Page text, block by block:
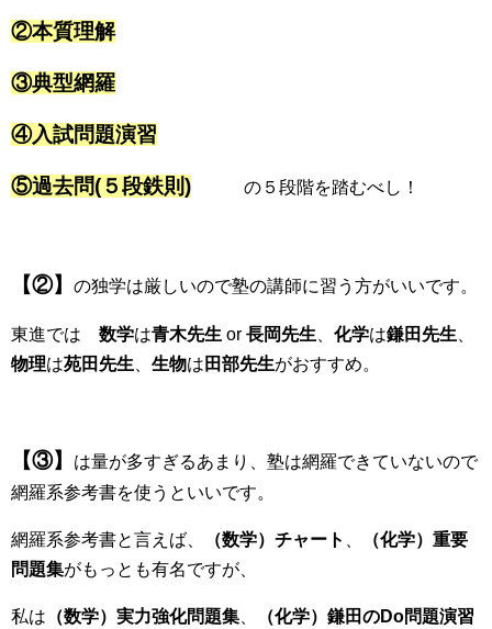
②本質理解
③典型網羅
④入試問題演習
⑤過去問(５段鉄則) の５段階を踏むべし！
【②】 の独学は厳しいので塾の講師に習う方がいいです。
東進では 数学は青木先生 or 長岡先生 化学は鎌田先生
物理は苑田先生 生物は 田部先生がおすすめ。
【③】
は量が多すぎるあまり、塾は網羅できていないので
網羅系参考書を使うといいです。
網羅系参考書と言えば、 （数学）チャート
（化学）重要
問題集がもっとも有名ですが、
私は （数学）実力強化問題集 （化学）鎌田のDo問題演習